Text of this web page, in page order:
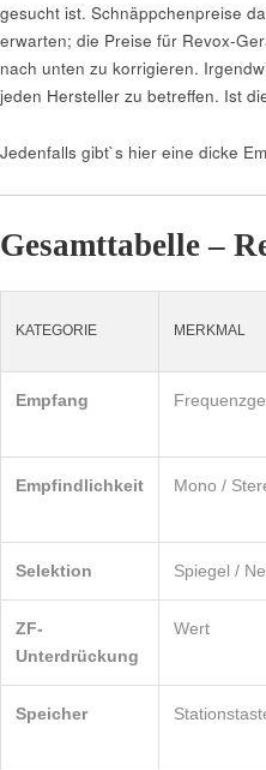
gesucht ist. Schnäppchenpreise
erwarten; die Preise für Revox-
nach unten zu korrigieren.
jeden Hersteller zu betreffen. Ist
Jedenfalls gibt`s hier eine dicke
Gesamttabelle –
KATEGORIE MERKMAL
Empfang
Empfindlichkeit Mono /
Selektion Spiegel /
ZF-
Unterdrückung
Wert
Speicher